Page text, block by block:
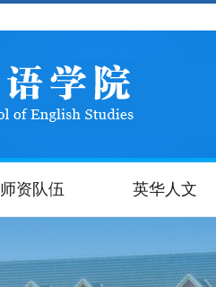
师资队伍 英华人文